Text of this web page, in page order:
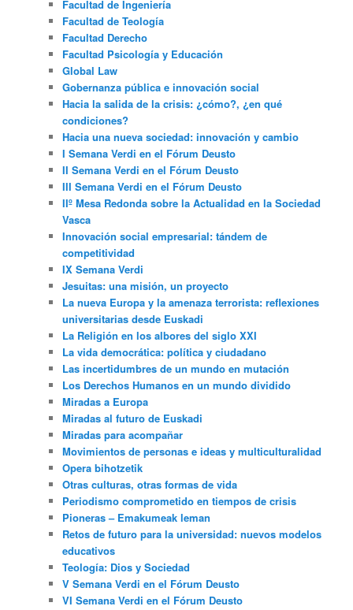
Facultad de Ingeniería
Facultad de Teología
Facultad Derecho
Facultad Psicología y Educación
Global Law
Gobernanza pública e innovación social
Hacia la salida de la crisis: ¿cómo?, ¿en qué
condiciones?
Hacia una nueva sociedad: innovación y cambio
I Semana Verdi en el Fórum Deusto
II Semana Verdi en el Fórum Deusto
III Semana Verdi en el Fórum Deusto
IIº Mesa Redonda sobre la Actualidad en la Sociedad
Vasca
Innovación social empresarial: tándem de
competitividad
IX Semana Verdi
Jesuitas: una misión, un proyecto
La nueva Europa y la amenaza terrorista: reflexiones
universitarias desde Euskadi
La Religión en los albores del siglo XXI
La vida democrática: política y ciudadano
Las incertidumbres de un mundo en mutación
Los Derechos Humanos en un mundo dividido
Miradas a Europa
Miradas al futuro de Euskadi
Miradas para acompañar
Movimientos de personas e ideas y multiculturalidad
Opera bihotzetik
Otras culturas, otras formas de vida
Periodismo comprometido en tiempos de crisis
Pioneras – Emakumeak leman
Retos de futuro para la universidad: nuevos modelos
educativos
Teología: Dios y Sociedad
V Semana Verdi en el Fórum Deusto
VI Semana Verdi en el Fórum Deusto